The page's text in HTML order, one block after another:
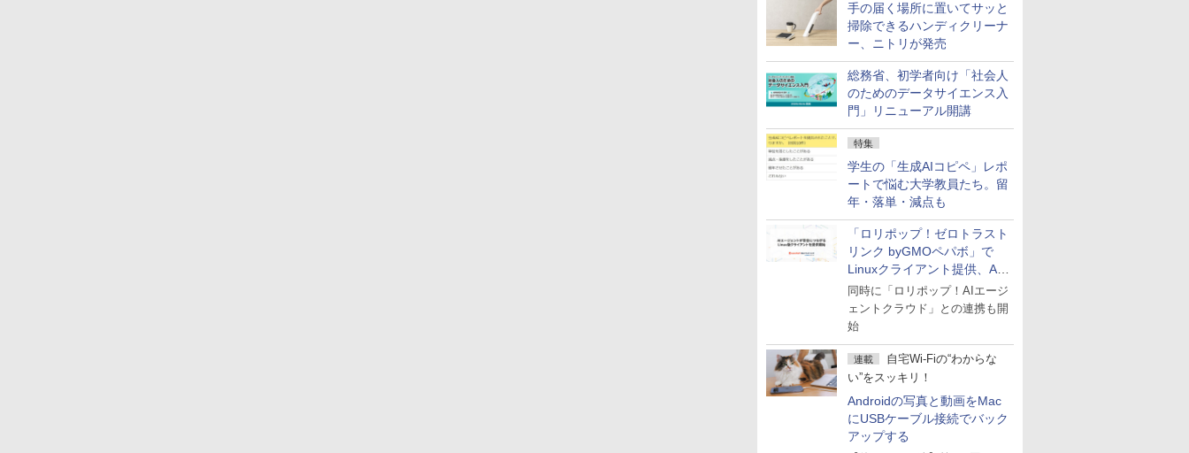
手の届く場所に置いてサッと
掃除できるハンディクリーナ
ー、ニトリが発売
総務省、初学者向け「社会人
のためのデータサイエンス入
門」リニューアル開講
特集
学生の「生成AIコピペ」レポ
ートで悩む大学教員たち。留
年・落単・減点も
「ロリポップ！ゼロトラスト
リンク byGMOペパボ」で
Linuxクライアント提供、AI
エージェントの接続が容易に
同時に「ロリポップ！AIエージ
ェントクラウド」との連携も開
始
連載
自宅Wi-Fiの“わからな
い”をスッキリ！
Androidの写真と動画をMac
にUSBケーブル接続でバック
アップする